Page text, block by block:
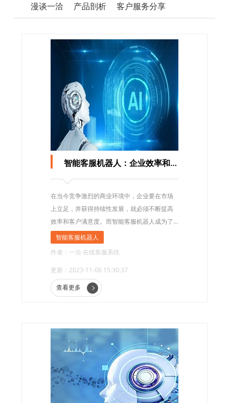
漫谈一洽 产品剖析 客户服务分享
智能客服机器人：企业效率和客户满意度的双赢之道
在当今竞争激烈的商业环境中，企业要在市场
上立足，并获得持续性发展，就必须不断提高
效率和客户满意度。而智能客服机器人成为了
企业实现这一目标的利器。智能客服机器人能
而提升企业的效率和客户的满意度。
智能客服机器人
作者：一洽·在线客服系统
更新：2023-11-06 15:30:37
查看更多